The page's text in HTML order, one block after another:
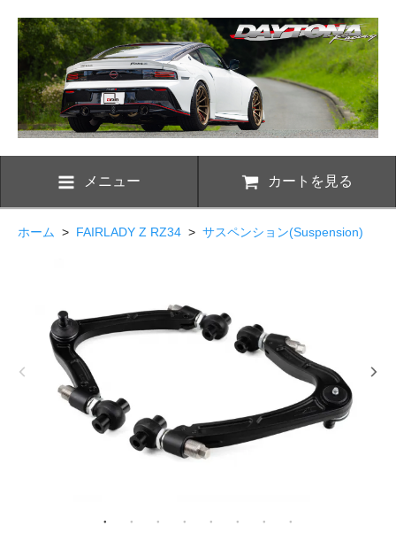
メニュー カートを見る
ホーム > FAIRLADY Z RZ34 > サスペンション(Suspension)